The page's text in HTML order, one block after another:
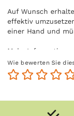
Auf Wunsch
effektiv
einer Hand und
Mehr
Wie bewerten Sie